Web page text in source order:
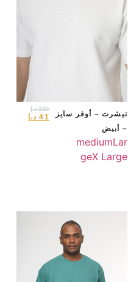
تيشرت – أوفر سايز
– أبيض
135 د.إ
41 د.إ
mediumLar
geX Large